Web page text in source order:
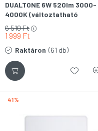
DUALTONE 6W 520lm 3000-
4000K (változtatható
színhőmérséklet) IP44
830/840 LED-es fali-
1 999 Ft
6 510Ft
Raktáron (61 db)
41